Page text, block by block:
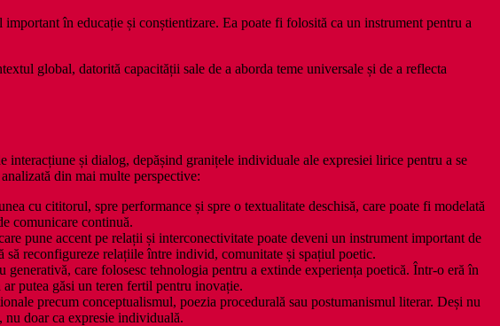
în educație și conștientizare. Ea poate fi folosită ca un instrument pentru a
global, datorită capacității sale de a aborda teme universale și de a reflecta
și dialog, depășind granițele individuale ale expresiei lirice pentru a se
din mai multe perspective:
cu cititorul, spre performance și spre o textualitate deschisă, care poate fi modelată
comunicare continuă.
pune accent pe relații și interconectivitate poate deveni un instrument important de
să reconfigureze relațiile între individ, comunitate și spațiul poetic.
care folosesc tehnologia pentru a extinde experiența poetică. Într-o eră în
putea găsi un teren fertil pentru inovație.
precum conceptualismul, poezia procedurală sau postumanismul literar. Deși nu
nu doar ca expresie individuală.